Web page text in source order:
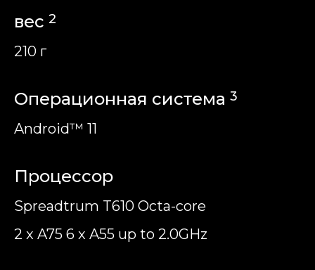
вес 2
210 г
Операционная система 3
Android™ 11
Процессор
Spreadtrum T610 Octa-core
2 x A75 6 x A55 up to 2.0GHz